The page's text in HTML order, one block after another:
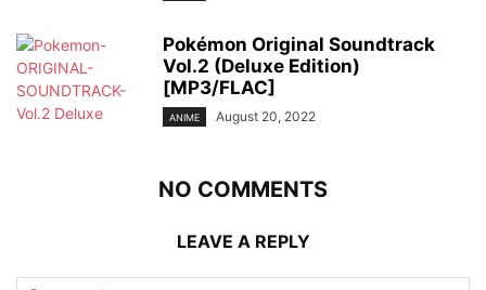
Pokémon Original Soundtrack
Vol.2 (Deluxe Edition)
[MP3/FLAC]
ANIME August 20, 2022
NO COMMENTS
LEAVE A REPLY